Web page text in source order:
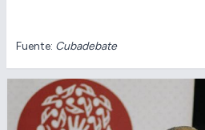
Fuente: Cubadebate